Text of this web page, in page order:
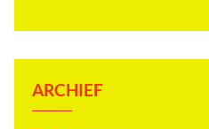
ARCHIEF